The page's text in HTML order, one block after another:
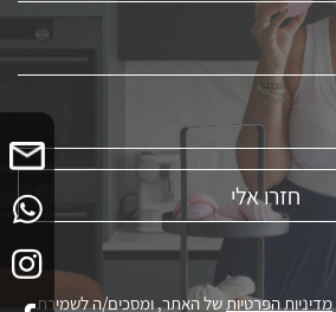
מדיניות הפרטיות של האתר, ומסכים/ה לשמירת